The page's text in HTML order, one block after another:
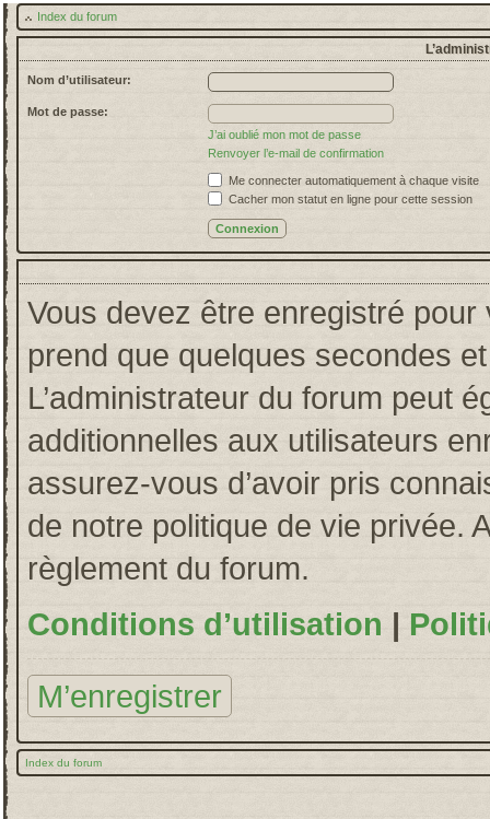
Index du forum
Nom d’utilisateur:
Mot de passe:
J’ai oublié mon mot de passe
Renvoyer l’e-mail de confirmation
Me connecter automatiquement à chaque visite
Cacher mon statut en ligne pour cette session
Vous devez être enregistré pour
prend que quelques secondes
L’administrateur du forum peut
additionnelles aux utilisateurs
assurez-vous d’avoir pris
de notre politique de vie privée.
règlement du forum.
Conditions d’utilisation |
M’enregistrer
Index du forum